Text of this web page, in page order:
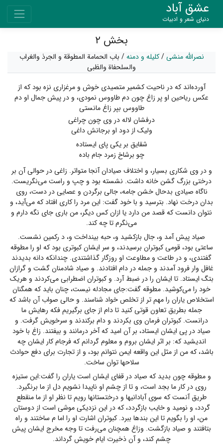
عشق آباد
دنیای شعر و ادبیات
بخش ۲
نصرالله منشی/کلیله و دمنه / باب الحمامة المطوقة و الجرذ والغراب
والسلحفاة والظبی
آورده‌اند که در ناحیت کشمیر متصیدی خوش و مرغزاری نزه بود که از
عکس ریاحین او پر زاغ چون دم طاووس نمودی، و در پیش جمال او دم
طاووس بپر زاغ مانستی
درفشان لاله در وی چون چراغی
ولیک از دود او برجانش داغی
شقایق بر یکی پای ایستاده
چو برشاخ زمرد جام باده
و در وی شکاری بسیار، و اختلاف صیادان آنجا متواتر. زاغی در حوالی آن بر
درختی بزرگ گشن خانه داشت. نشسته بود و چپ و راست می‌نگریست.
ناگاه صیادی بدحال خشن جامه، جالی برگردن و عصایی در دست، روی
بدان درخت نهاد. بترسید و با خود گفت: این مرد را کاری افتاد که می‌آید، و
نتوان دانست که قصد من دارد یا ازان کس دیگر، من باری جای نگه دارم و
می‌نگرم تا چه کند.
صیاد پیش آمد و، جال بازکشید و، حبه بینداخت و، د رکمین نشست.
ساعتی بود، قومی کبوتران برسیدند، و سر ایشان کبوتری بود که او را مطوقه
گفتندی، و در طاعت و مطاوعت او روزگار گذاشتندی. چندانکه دانه بدیدند
غافل وار فرود آمدند و جمله در دام افتادند. و صیاد شادمنان گشت و گرازان
بتگ ایستاد. تا ایشان را در ضبط آرد. و کبوتران اضطرابی می‌کردند و هریک
خود را می‌کوشید. مطوقه گفت:جای مجادله نیست، چنان باید که همگنان
استخلاص یاران را مهم تر از تخلص خواد شناسند. و حالی صواب آن باشد که
جمله بطریق تعاون قوتی کنید تا دام از جای برگیریم فکه رهایش ما
درانست. کبوتران فرمان وی بکردند و دام برکندند و سرخویش گرفت. و
صیاد در پی ایشان ایستاد، بر آن امید که آخر درمانند و بیفتند. زاغ با خود
اندیشید که: بر اثر ایشان بروم و معلوم گردانم که فرجام کار ایشان چه
باشد، که من از مثل این واقعه ایمن نتوانم بود، و از تجارت برای دفع حوادث
سلاحها توان ساخت.
و مطوقه چون بدید که صیاد در قفای ایشان است یاران را گفت:این ستیزه
روی در کار ما بجد است، و تا از چشم او ناپیدا نشویم دل از ما برنگیرد.
طریق آنست که سوی آبادانیها و درختستانها رویم تا نظر او از ما منقطع
گردد، و نومید و خایب بازگردد، که در این نزدیکی موشی است از دوستان
من، او را بگویم تا این بندها ببرد. کبوتران اشارت او را اما م ساختند و راه
بتافتند و صیاد بازگشت. وزاغ همچنان می‌رفت تا وجه مخرج ایشان پیش
چشم کند، و آن ذخیرت ایام خویش گرداند.